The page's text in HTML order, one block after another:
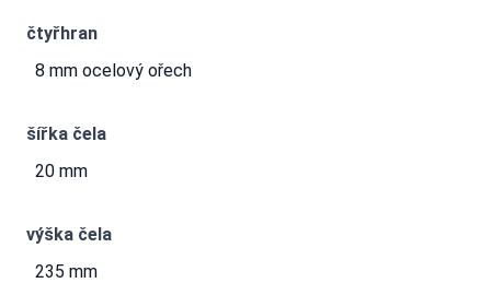
čtyřhran
8 mm ocelový ořech
šířka čela
20 mm
výška čela
235 mm